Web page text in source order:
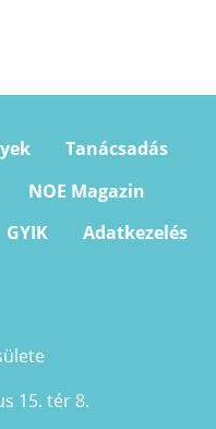
Tanácsadás
NOE Magazin
GYIK Adatkezelés
15. tér 8.